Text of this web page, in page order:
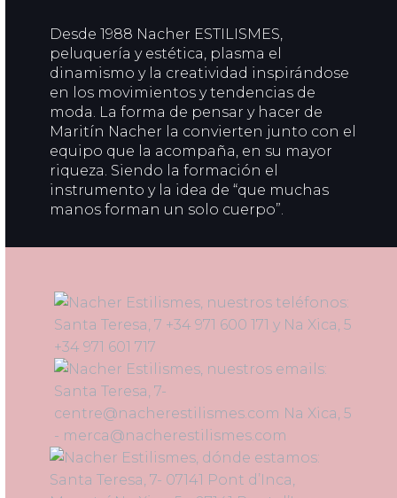
Desde 1988 Nacher ESTILISMES,
peluquería y estética, plasma el
dinamismo y la creatividad inspirándose
en los movimientos y tendencias de
moda. La forma de pensar y hacer de
Maritín Nacher la convierten junto con el
equipo que la acompaña, en su mayor
riqueza. Siendo la formación el
instrumento y la idea de “que muchas
manos forman un solo cuerpo”.